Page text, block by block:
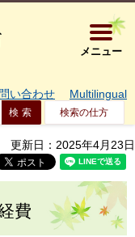
大阪府箕
メニュー
い合わせ Multilingual
検索の仕方
更新日：2025年4月23日
費